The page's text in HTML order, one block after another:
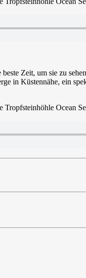
Zeit, um sie zu
in Küstennähe, ein